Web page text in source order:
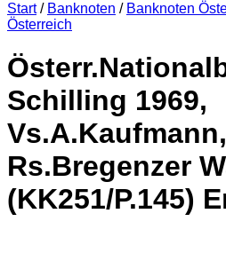
Start / Banknoten / Banknoten
Österreich
Schilling 1969,
Vs.A.Kaufmann,
Rs.Bregenzer
(KK251/P.145)